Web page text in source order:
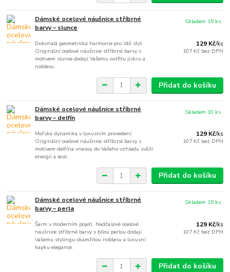
Dámské ocelové náušnice stříbrné
barvy – slunce
Dokonalá geometrická harmonie pro Váš styl.
Originální ocelové náušnice stříbrné barvy s
motivem slunce dodají Vašemu outfitu jiskru a
noblesu.
129 Kč/ks
107 Kč bez DPH
Skladem 15 ks
Přidat do košíku
Dámské ocelové náušnice stříbrné
barvy – delfín
Mořská dynamika v luxusním provedení.
Originální ocelové náušnice stříbrné barvy s
motivem delfína vnesou do Vašeho vzhledu svěží
energii a lesk.
129 Kč/ks
107 Kč bez DPH
Skladem 10 ks
Přidat do košíku
Dámské ocelové náušnice stříbrné
barvy – perla
Šarm v moderním pojetí. Nadčasové ocelové
náušnice stříbrné barvy s bílou perlou dodají
Vašemu stylingu okamžitou noblesu a luxusní
kapku elegance.
129 Kč/ks
107 Kč bez DPH
Skladem 15 ks
Přidat do košíku